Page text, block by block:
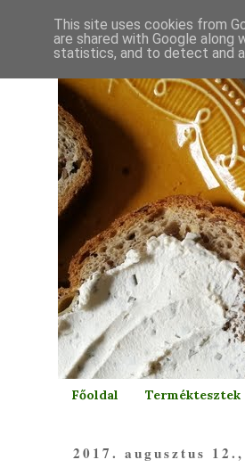
Főoldal Terméktesztek
2017. augusztus
This site uses cookies from
are shared with Google
statistics, and to detect and